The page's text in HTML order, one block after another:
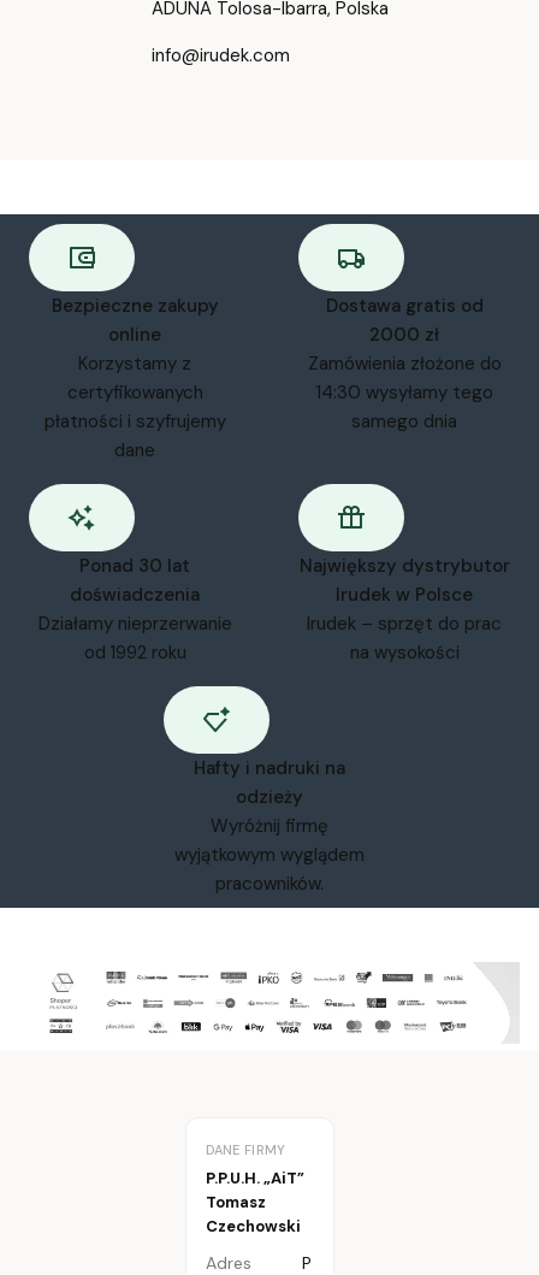
ADUNA Tolosa-Ibarra, Polska
info@irudek.com
Bezpieczne zakupy
online
Korzystamy z
certyfikowanych
płatności i szyfrujemy
dane
Dostawa gratis od
2000 zł
Zamówienia złożone do
14:30 wysyłamy tego
samego dnia
Ponad 30 lat
doświadczenia
Działamy nieprzerwanie
od 1992 roku
Największy dystrybutor
Irudek w Polsce
Irudek – sprzęt do prac
na wysokości
Hafty i nadruki na
odzieży
Wyróżnij firmę
wyjątkowym wyglądem
pracowników.
DANE FIRMY
P.P.U.H. „AiT”
Tomasz
Czechowski
Adres P